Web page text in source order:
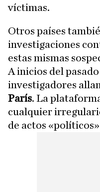
víctimas.
Otros países
investigaciones
estas mismas
A inicios del
investigadores
París. La
cualquier
de actos